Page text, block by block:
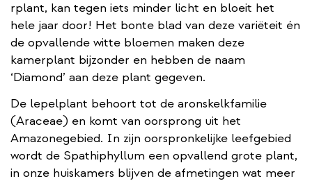
rplant, kan tegen iets minder licht en bloeit het
hele jaar door! Het bonte blad van deze variëteit én
de opvallende witte bloemen maken deze
kamerplant bijzonder en hebben de naam
‘Diamond’ aan deze plant gegeven.
De lepelplant behoort tot de aronskelkfamilie
(Araceae) en komt van oorsprong uit het
Amazonegebied. In zijn oorspronkelijke leefgebied
wordt de Spathiphyllum een opvallend grote plant,
in onze huiskamers blijven de afmetingen wat meer